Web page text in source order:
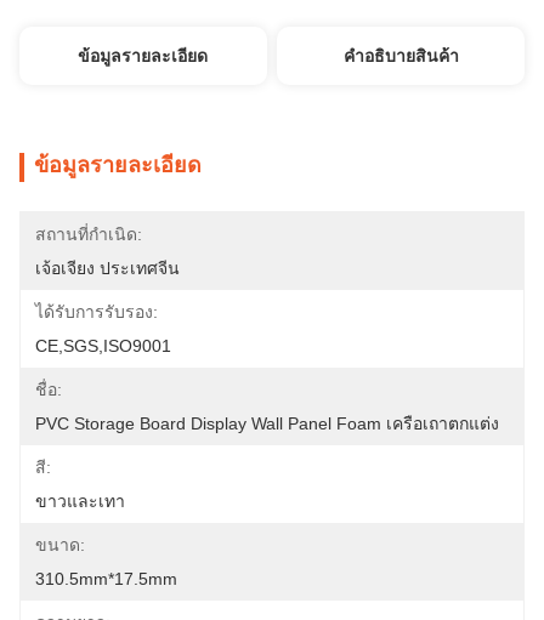
ข้อมูลรายละเอียด คําอธิบายสินค้า
ข้อมูลรายละเอียด
สถานที่กำเนิด:
เจ้อเจียง ประเทศจีน
ได้รับการรับรอง:
CE,SGS,ISO9001
ชื่อ:
PVC Storage Board Display Wall Panel Foam เครือเถาตกแต่ง
สี:
ขาวและเทา
ขนาด:
310.5mm*17.5mm